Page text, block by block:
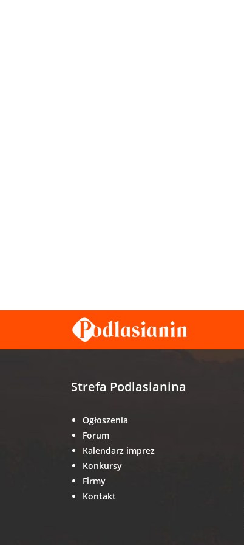
Strefa Podlasianina
Ogłoszenia
Forum
Kalendarz imprez
Konkursy
Firmy
Kontakt